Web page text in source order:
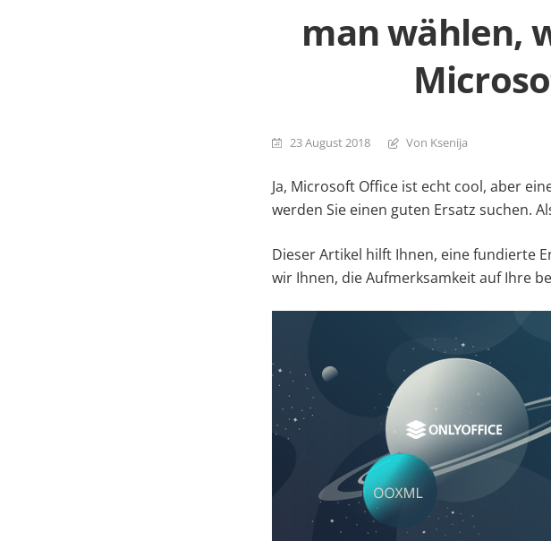
man wählen,
23 August 2018 Von Ksenija
Ja, Microsoft Office ist echt cool, aber
werden Sie einen guten Ersatz suchen.
Dieser Artikel hilft Ihnen, eine fundierte
wir Ihnen, die Aufmerksamkeit auf Ihre